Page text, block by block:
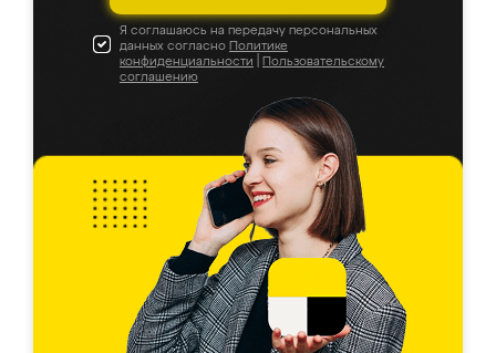
Я соглашаюсь на передачу персональных
данных согласно Политике
конфиденциальности
Пользовательскому
соглашению